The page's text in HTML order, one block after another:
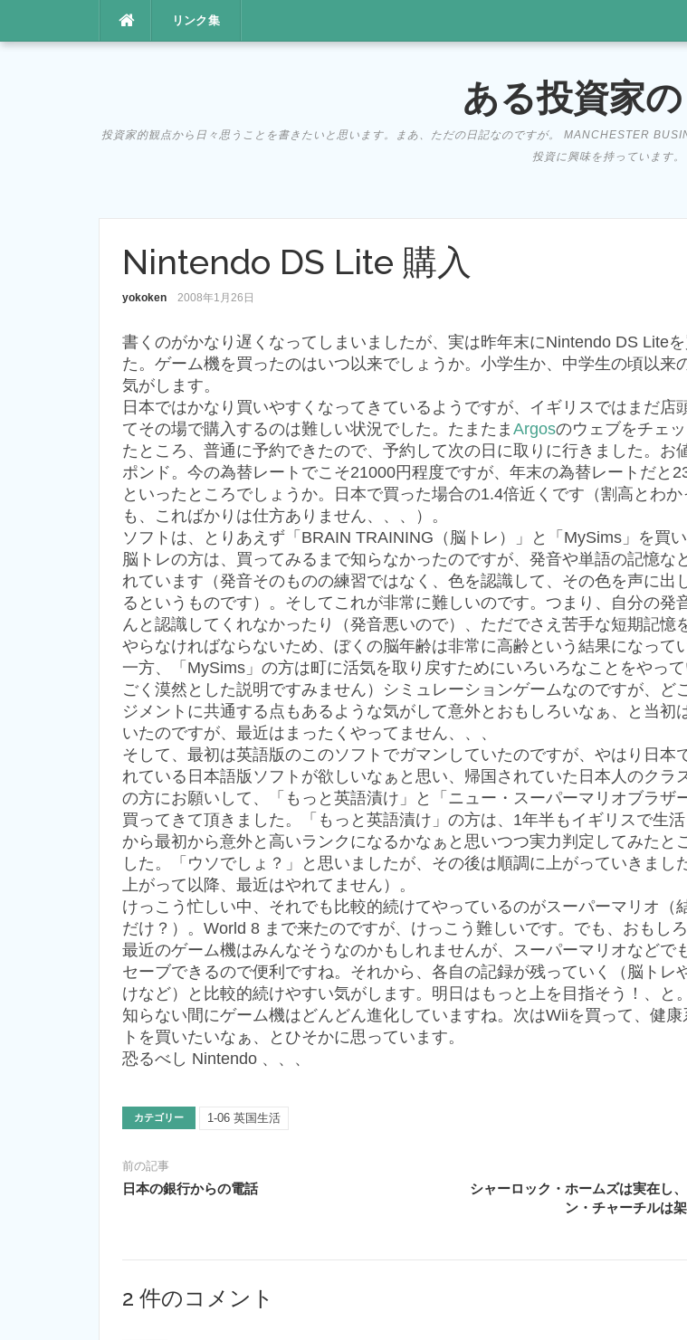
リンク集
ある投資家の
投資家的観点から日々思うことを書きたいと思います。まあ、ただの日記なのですが。 MANCHESTER
投資に興味を持っています。
Nintendo DS Lite 購入
yokoken 2008年1月26日
書くのがかなり遅くなってしまいましたが、実は昨年末にNintendo DS Lite
た。ゲーム機を買ったのはいつ以来でしょうか。小学生か、中学生の頃以来
気がします。
日本ではかなり買いやすくなってきているようですが、イギリスではまだ店
てその場で購入するのは難しい状況でした。たまたま Argosのウェブをチェ
たところ、普通に予約できたので、予約して次の日に取りに行きました。お
ポンド。今の為替レートでこそ21000円程度ですが、年末の為替レートだと
といったところでしょうか。日本で買った場合の1.4倍近くです（割高とわか
も、こればかりは仕方ありません、、、）。
ソフトは、とりあえず「BRAIN TRAINING（脳トレ）」と「MySims」を買い
脳トレの方は、買ってみるまで知らなかったのですが、発音や単語の記憶な
れています（発音そのものの練習ではなく、色を認識して、その色を声に出
るというものです）。そしてこれが非常に難しいのです。つまり、自分の発
んと認識してくれなかったり（発音悪いので）、ただでさえ苦手な短期記憶
やらなければならないため、ぼくの脳年齢は非常に高齢という結果になって
一方、「MySims」の方は町に活気を取り戻すためにいろいろなことをやっ
ごく漠然とした説明ですみません）シミュレーションゲームなのですが、ど
ジメントに共通する点もあるような気がして意外とおもしろいなぁ、と当初
いたのですが、最近はまったくやってません、、、
そして、最初は英語版のこのソフトでガマンしていたのですが、やはり日本
れている日本語版ソフトが欲しいなぁと思い、帰国されていた日本人のクラ
の方にお願いして、「もっと英語漬け」と「ニュー・スーパーマリオブラザ
買ってきて頂きました。「もっと英語漬け」の方は、1年半もイギリスで生
から最初から意外と高いランクになるかなぁと思いつつ実力判定してみたと
した。「ウソでしょ？」と思いましたが、その後は順調に上がっていきまし
上がって以降、最近はやれてません）。
けっこう忙しい中、それでも比較的続けてやっているのがスーパーマリオ（
だけ？）。World 8 まで来たのですが、けっこう難しいです。でも、おもしろ
最近のゲーム機はみんなそうなのかもしれませんが、スーパーマリオなどで
セーブできるので便利ですね。それから、各自の記録が残っていく（脳トレ
けなど）と比較的続けやすい気がします。明日はもっと上を目指そう！、と。
知らない間にゲーム機はどんどん進化していますね。次はWiiを買って、健康
トを買いたいなぁ、とひそかに思っています。
恐るべし Nintendo 、、、
カテゴリー 1-06 英国生活
前の記事
日本の銀行からの電話
シャーロック・ホームズは実在し
ン・チャーチルは
2 件のコメント